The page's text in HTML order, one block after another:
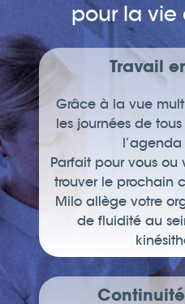
pour la
Travail
Grâce à la vue
les journées de
Parfait pour vous ou
trouver le prochain
Milo allège votre
de fluidité au